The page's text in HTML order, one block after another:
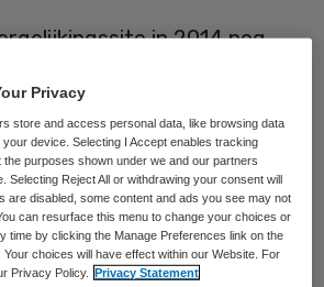
in 2014 nog
er meer dan een miljoen
totaal trok de website het
ruim 48,5 miljoen bezoekers.
het er nog bijna 37 miljoen in
waarderingen door
ook toe: van 206 duizend in
Privacy
store and access personal data, like browsing data
device. Selecting I Accept enables tracking
the purposes shown under we and our partners
Selecting Reject All or withdrawing your consent will
are disabled, some content and ads you see may not
can resurface this menu to change your choices or
time by clicking the Manage Preferences link on the
Your choices will have effect within our Website. For
Privacy Policy.
Privacy Statement